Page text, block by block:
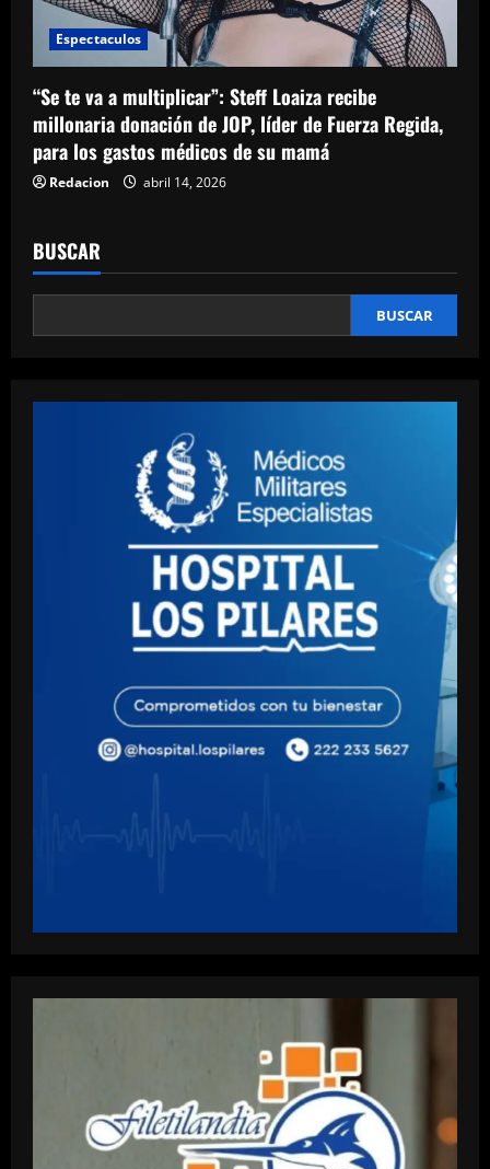
Espectaculos
“Se te va a multiplicar”: Steff Loaiza recibe
millonaria donación de JOP, líder de Fuerza Regida,
para los gastos médicos de su mamá
Redacion abril 14, 2026
BUSCAR
BUSCAR